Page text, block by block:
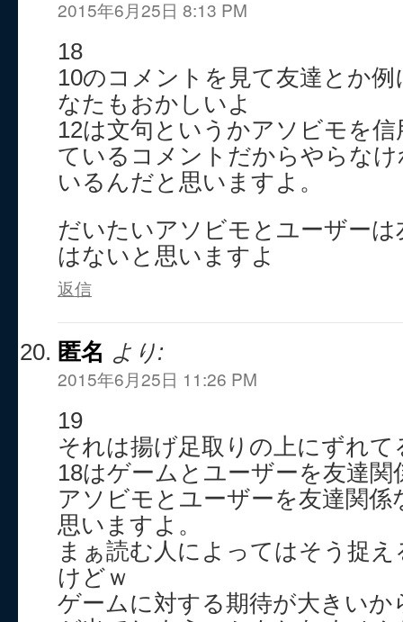
2015年6月25日 8:13 PM
18
10のコメントを見て友達とか
なたもおかしいよ
12は文句というかアソビモを
ているコメントだからやらな
いるんだと思いますよ。
だいたいアソビモとユーザー
はないと思いますよ
返信
匿名 より:
2015年6月25日 11:26 PM
19
それは揚げ足取りの上にずれて
18はゲームとユーザーを友達
アソビモとユーザーを友達関
思いますよ。
まぁ読む人によってはそう捉
けどｗ
ゲームに対する期待が大きいか